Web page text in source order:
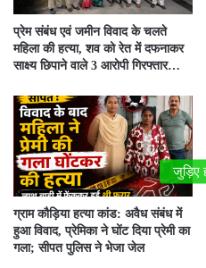
प्रेम संबंध एवं जमीन विवाद के चलते
महिला की हत्या, शव को रेत में दफनाकर
साक्ष्य छिपाने वाले 3 आरोपी गिरफ्तार…
ग्राम कौड़िया हत्या कांड: अवैध संबंध में
हुआ विवाद, प्रेमिका ने घोंट दिया प्रेमी का
गला; सीपत पुलिस ने भेजा जेल